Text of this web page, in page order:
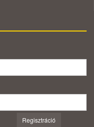
Regisztráció